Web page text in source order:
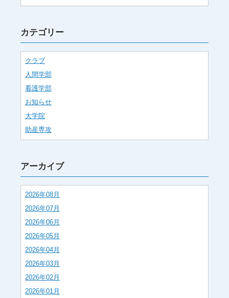
カテゴリー
クラブ
人間学部
看護学部
お知らせ
大学院
助産専攻
アーカイブ
2026年08月
2026年07月
2026年06月
2026年05月
2026年04月
2026年03月
2026年02月
2026年01月